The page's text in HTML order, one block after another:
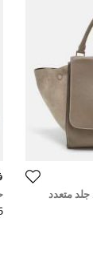
جلد متعدد